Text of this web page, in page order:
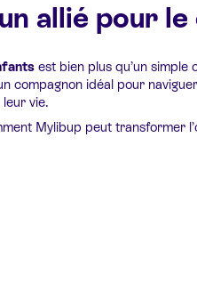
allié pour
est bien plus qu’un
compagnon idéal pour
vie.
Mylibup peut transformer